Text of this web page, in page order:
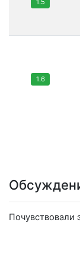
1.5
1.6
Почувствовали